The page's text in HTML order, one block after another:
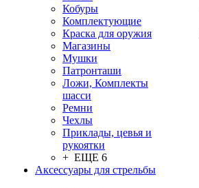
Кобуры
Комплектующие
Краска для оружия
Магазины
Мушки
Патронташи
Ложи, Комплекты
шасси
Ремни
Чехлы
Приклады, цевья и
рукоятки
+ ЕЩЕ 6
Аксессуары для стрельбы